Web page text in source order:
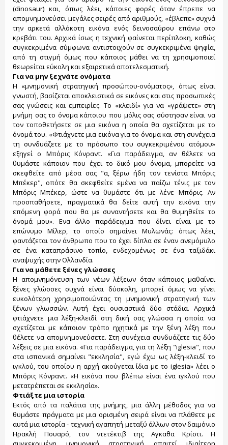
(dinosaur) και, όπως λέει, κάποιες φορές όταν έπρεπε να
απομνημονεύσει μεγάλες σειρές από αριθμούς, «έβλεπε» συχνά
την αρκετά αλλόκοτη εικόνα ενός δεινοσαύρου επάνω στο
κρεβάτι του. Αρχικά ίσως η τεχνική φαίνεται περίπλοκη, καθώς
συγκεκριμένα σύμφωνα αντιστοιχούν σε συγκεκριμένα ψηφία,
από τη στιγμή όμως που κάποιος μάθει να τη χρησιμοποιεί
θεωρείται εύκολη και εξαιρετικά αποτελεσματική.
Για να μην ξεχνάτε ονόματα
Η «μνημονική στρατηγική προσώπου-ονόματος», όπως είναι
γνωστή, βασίζεται αποκλειστικά σε εικόνες και στις προσωπικές
σας γνώσεις και εμπειρίες. Το «κλειδί» για να «γράψετε» στη
μνήμη σας το όνομα κάποιου που μόλις σας σύστησαν είναι να
τον τοποθετήσετε σε μια εικόνα η οποία θα σχετίζεται με το
όνομά του. «Φτιάχνετε μια εικόνα για το όνομα και στη συνέχεια
τη συνδυάζετε με το πρόσωπο του συγκεκριμένου ατόμου»
εξηγεί ο Μπόρις Κόνραντ. «Για παράδειγμα, αν θέλετε να
θυμάστε κάποιον που έχει το δικό μου όνομα, μπορείτε να
σκεφθείτε από μέσα σας "α, ξέρω ήδη τον τενίστα Μπόρις
Μπέκερ", οπότε θα σκεφθείτε εμένα να παίζω τένις με τον
Μπόρις Μπέκερ, ώστε να θυμάστε ότι με λένε Μπόρις. Αν
προσπαθήσετε, πραγματικά θα δείτε αυτή την εικόνα την
επόμενη φορά που θα με συναντήσετε και θα θυμηθείτε το
όνομά μου». Ενα άλλο παράδειγμα που δίνει είναι με το
επώνυμο Μίλερ, το οποίο σημαίνει Μυλωνάς: όπως λέει,
φαντάζεται τον άνθρωπο που το έχει δίπλα σε έναν ανεμόμυλο
σε ένα καταπράσινο τοπίο, ενδεχομένως σε ένα ταξιδάκι
αναψυχής στην Ολλανδία.
Για να μάθετε ξένες γλώσσες
Η απομνημόνευση των νέων λέξεων όταν κάποιος μαθαίνει
ξένες γλώσσες συχνά είναι δύσκολη, μπορεί όμως να γίνει
ευκολότερη χρησιμοποιώντας τη μνημονική στρατηγική των
ξένων γλωσσών. Αυτή έχει ουσιαστικά δύο στάδια. Αρχικά
φτιάχνετε μια λέξη-κλειδί στη δική σας γλώσσα η οποία να
σχετίζεται με κάποιον τρόπο ηχητικά με την ξένη λέξη που
θέλετε να απομνημονεύσετε. Στη συνέχεια συνδυάζετε τις δύο
λέξεις σε μια εικόνα. «Για παράδειγμα, για τη λέξη "iglesia", που
στα ισπανικά σημαίνει "εκκλησία", εγώ έχω ως λέξη-κλειδί το
ιγκλού, του οποίου η αρχή ακούγεται ίδια με το iglesia» λέει ο
Μπόρις Κόνραντ. «Η εικόνα που βλέπω είναι ένα ιγκλού που
μετατρέπεται σε εκκλησία».
Φτιάξτε μια ιστορία
Εκτός από τα παλάτια της μνήμης, μια άλλη μέθοδος για να
θυμάστε πράγματα με μια ορισμένη σειρά είναι να πλάθετε με
αυτά μια ιστορία - τεχνική αγαπητή μεταξύ άλλων στον δαιμόνιο
Ηρακλή Πουαρό, τον ντετέκτιβ της Αγκαθα Κρίστι. Η